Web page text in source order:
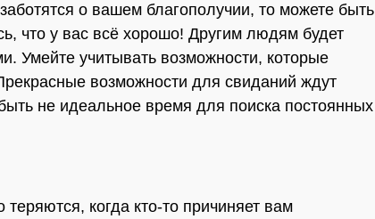
о вашем благополучии, то можете быть
что у вас всё хорошо! Другим людям будет
Умейте учитывать возможности, которые
возможности для свиданий ждут
не идеальное время для поиска постоянных
когда кто-то причиняет вам